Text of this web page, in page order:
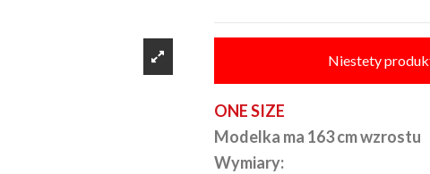
Niestety
ONE SIZE
Modelka ma 163 cm wzrostu
Wymiary: